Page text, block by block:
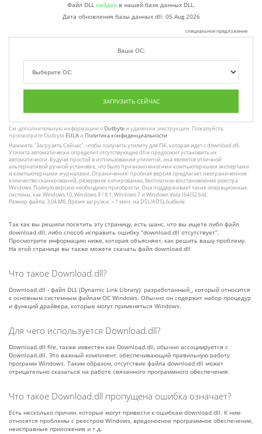
Файл DLL найденв нашей базе данных DLL.
Дата обновления базы данных dll: 05 Aug 2026
специальное предложение
Ваша ОС:
ЗАГРУЗИТЬ СЕЙЧАС
См. дополнительную информацию оOutbyteи удалении :инструкции. Пожалуйста,
просмотрите Outbyte EULAи Политика конфиденциальности
Нажмите"Загрузить Сейчас", чтобы получить утилиту для ПК, которая идет с download.dll.
Утилита автоматически определит отсутствующие dll и предложит установить их
автоматически. Будучи простой в использовании утилитой, она является отличной
альтернативой ручной установке, что было признано многими компьютерными экспертами
и компьютерными журналами. Ограничения: пробная версия предлагает неограниченное
количество сканирований, резервное копирование, бесплатное восстановление реестра
Windows. Полную версию необходимо приобрести. Она поддерживает такие операционные
системы, как Windows 10, Windows 8 / 8.1, Windows 7 и Windows Vista (64/32 bit).
Размер файла: 3,04 Мб, Время загрузки: < 1 мин. на DSL/ADSL/кабеле
Так как вы решили посетить эту страницу, есть шанс, что вы ищете либо файл
download.dll, либо способ исправить ошибку “download.dll отсутствует”.
Просмотрите информацию ниже, которая объясняет, как решить вашу проблему.
На этой странице вы также можете скачать файл download.dll
Что такое Download.dll?
Download.dll - файл DLL (Dynamic Link Library): разработанный_, который относится
к основным системным файлам ОС Windows. Обычно он содержит набор процедур
и функций драйвера, которые могут применяться Windows.
Для чего используется Download.dll?
Download.dll file, также известен как Download.dll, обычно ассоциируется с
Download.dll. Это важный компонент, обеспечивающий правильную работу
программ Windows. Таким образом, отсутствие файла download.dll может
отрицательно сказаться на работе связанного программного обеспечения.
Что такое Download.dll пропущена ошибка означает?
Есть несколько причин, которые могут привести к ошибкам download.dll. К ним
относятся проблемы с реестром Windows, вредоносное программное обеспечение,
неисправные приложения и т.д.